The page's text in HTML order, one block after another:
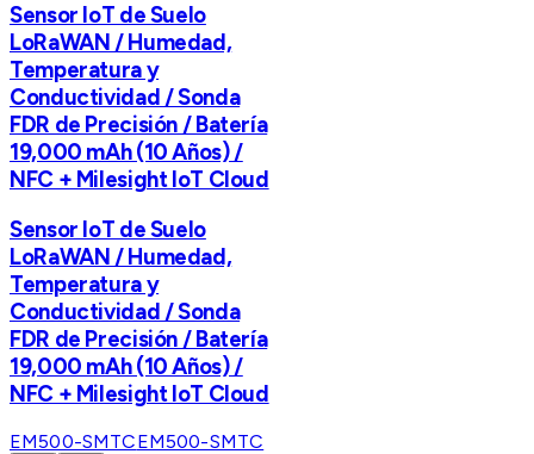
Sensor IoT de Suelo
LoRaWAN / Humedad,
Temperatura y
Conductividad / Sonda
FDR de Precisión / Batería
19,000 mAh (10 Años) /
NFC + Milesight IoT Cloud
Sensor IoT de Suelo
LoRaWAN / Humedad,
Temperatura y
Conductividad / Sonda
FDR de Precisión / Batería
19,000 mAh (10 Años) /
NFC + Milesight IoT Cloud
EM500-SMTCEM500-SMTC